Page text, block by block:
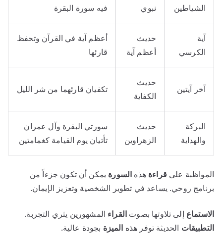
الشياطين
نبوي
فيه سورة البقرة
آية
الكرسي
حديث
أعظم آية
أعظم آية في القرآن وتحفظ
قارئها
آخر آيتين
حديث
الكفاية
تكفيان قارئهما من شر الليل
البركة
والهداية
حديث
الزهراوين
سورتي البقرة وآل عمران
تأتيان يوم القيامة كغمامتين
المواظبة علىقراءة هذه السورة يمكن أن تكون جزءاً من
برنامج روحي. يساعد في تطوير الشخصية وتعزيز الإيمان.
الاستماع إلى تلاوتها بصوت القراء المشهورين يثري التجربة.
التطبيقات الحديثة توفر هذه الميزة بجودة عالية.